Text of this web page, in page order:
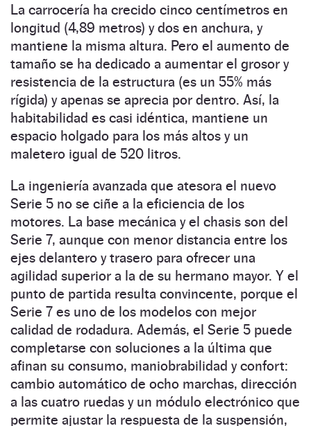
La carrocería ha crecido cinco centímetros en
longitud (4,89 metros) y dos en anchura, y
mantiene la misma altura. Pero el aumento de
tamaño se ha dedicado a aumentar el grosor y
resistencia de la estructura (es un 55% más
rígida) y apenas se aprecia por dentro. Así, la
habitabilidad es casi idéntica, mantiene un
espacio holgado para los más altos y un
maletero igual de 520 litros.
La ingeniería avanzada que atesora el nuevo
Serie 5 no se ciñe a la eficiencia de los
motores. La base mecánica y el chasis son del
Serie 7, aunque con menor distancia entre los
ejes delantero y trasero para ofrecer una
agilidad superior a la de su hermano mayor. Y el
punto de partida resulta convincente, porque el
Serie 7 es uno de los modelos con mejor
calidad de rodadura. Además, el Serie 5 puede
completarse con soluciones a la última que
afinan su consumo, maniobrabilidad y confort:
cambio automático de ocho marchas, dirección
a las cuatro ruedas y un módulo electrónico que
permite ajustar la respuesta de la suspensión,